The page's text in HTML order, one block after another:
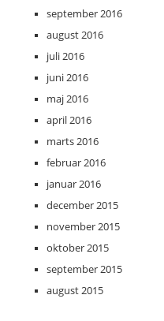
september 2016
august 2016
juli 2016
juni 2016
maj 2016
april 2016
marts 2016
februar 2016
januar 2016
december 2015
november 2015
oktober 2015
september 2015
august 2015